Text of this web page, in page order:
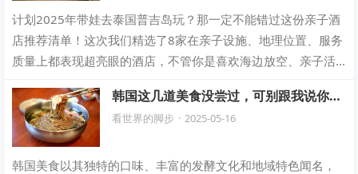
计划2025年带娃去泰国普吉岛玩？那一定不能错过这份亲子酒
店推荐清单！这次我们精选了8家在亲子设施、地理位置、服务
质量上都表现超亮眼的酒店，不管你是喜欢海边放空、亲子活
韩国这几道美食没尝过，可别跟我说你真
去过韩国！
看世界的脚步 · 2025-05-16
韩国美食以其独特的口味、丰富的发酵文化和地域特色闻名，